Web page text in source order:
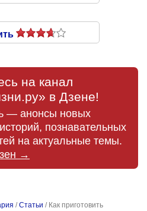
на канал
в Дзене!
— анонсы новых
познавательных
на актуальные темы.
→
/Статьи / Как приготовить